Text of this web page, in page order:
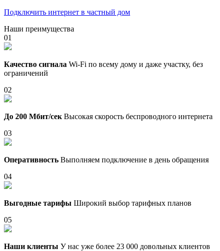
Подключить интернет в частный дом
Наши преимущества
01
Качество сигнала Wi-Fi по всему дому и даже участку, без
ограничений
02
До 200 Мбит/сек Высокая скорость беспроводного интернета
03
Оперативность Выполняем подключение в день обращения
04
Выгодные тарифы Широкий выбор тарифных планов
05
Наши клиенты У нас уже более 23 000 довольных клиентов